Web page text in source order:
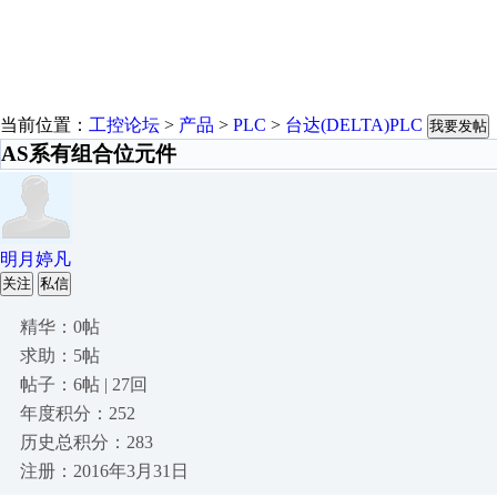
当前位置： 工控论坛 > 产品 > PLC > 台达(DELTA)PLC 我要发帖
AS系有组合位元件
明月婷凡
关注 私信
精华：0帖
求助：5帖
帖子：6帖 | 27回
年度积分：252
历史总积分：283
注册：2016年3月31日